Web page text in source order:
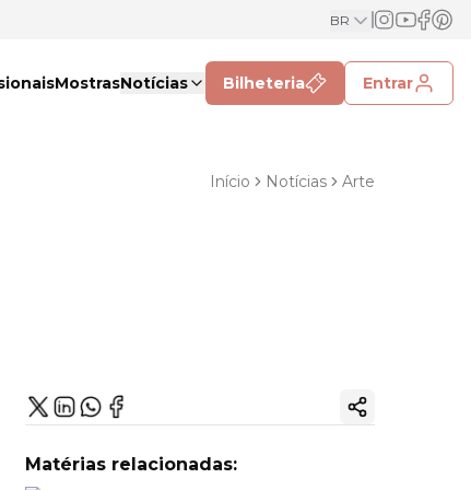
BR
MostrasNotícias Bilheteria Entrar
Início Notícias Arte
Copiar link
Matérias relacionadas: